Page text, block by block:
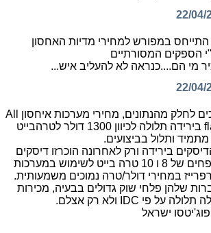
22/04/
התייחס במפורש למחירי מדיות האחסון
הספקים המסורתיים
מי הם....כנראה לא להעליב איש...
22/04/
אני לא מסכים לחלק מהנתונים, מחירי מערכות איחסון All
flash arrays בירידה תלולה לכיוון 1300 דולר לטרהבייט
מתמיד ותלול בביצועים.
בירידה ורק לאחרונה הוכרזו דיסקים
קשיחים בנפחים של 8 ו 10 טרה בייט לשימוש במערכות
במחירי דולר/טרה נמוכים משמעותית.
שלהן פלחי שוק גדולים בבעיה, מכירות
ישראל